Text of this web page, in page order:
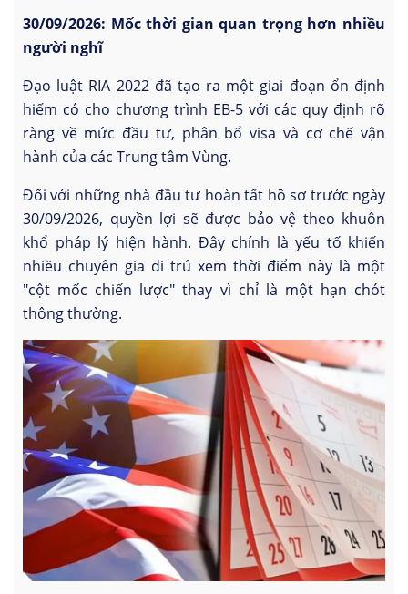
30/09/2026: Mốc thời gian quan trọng hơn nhiều
người nghĩ
Đạo luật RIA 2022 đã tạo ra một giai đoạn ổn định
hiếm có cho chương trình EB-5 với các quy định rõ
ràng về mức đầu tư, phân bổ visa và cơ chế vận
hành của các Trung tâm Vùng.
Đối với những nhà đầu tư hoàn tất hồ sơ trước ngày
30/09/2026, quyền lợi sẽ được bảo vệ theo khuôn
khổ pháp lý hiện hành. Đây chính là yếu tố khiến
nhiều chuyên gia di trú xem thời điểm này là một
"cột mốc chiến lược" thay vì chỉ là một hạn chót
thông thường.